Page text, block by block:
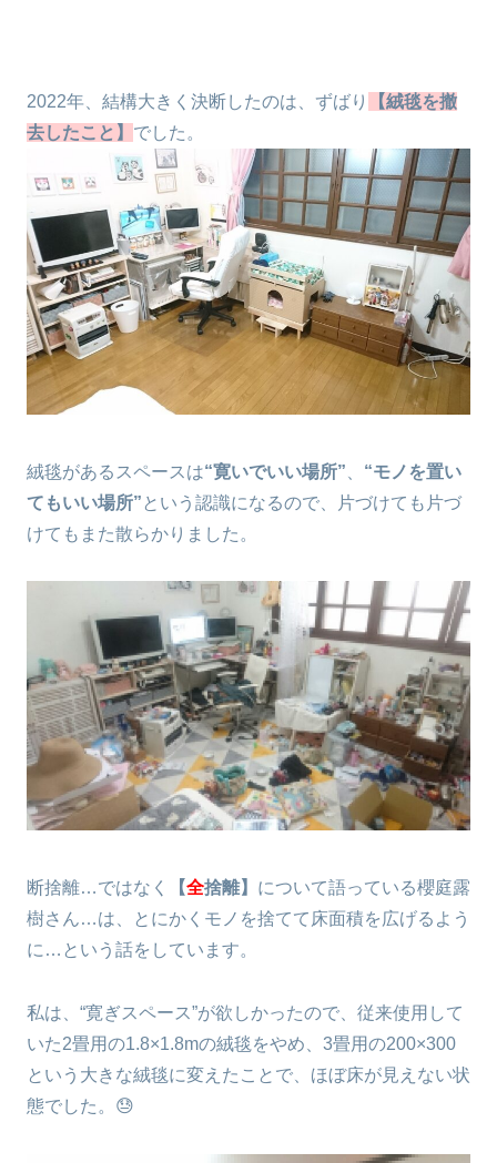
2022年、結構大きく決断したのは、ずばり
【絨毯を撤
去したこと】 でした。
絨毯があるスペースは“寛いでいい場所”
“モノを置い
てもいい場所” という認識になるので、片づけても片づ
けてもまた散らかりました。
断捨離…ではなく 【全捨離】 について語っている櫻庭露
樹さん…は、とにかくモノを捨てて床面積を広げるよう
に…という話をしています。
私は、“寛ぎスペース”が欲しかったので、従来使用して
いた2畳用の1.8×1.8mの絨毯をやめ、3畳用の200×300
という大きな絨毯に変えたことで、ほぼ床が見えない状
態でした。😓